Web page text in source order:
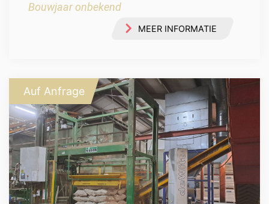
Bouwjaar onbekend
MEER INFORMATIE
Auf Anfrage